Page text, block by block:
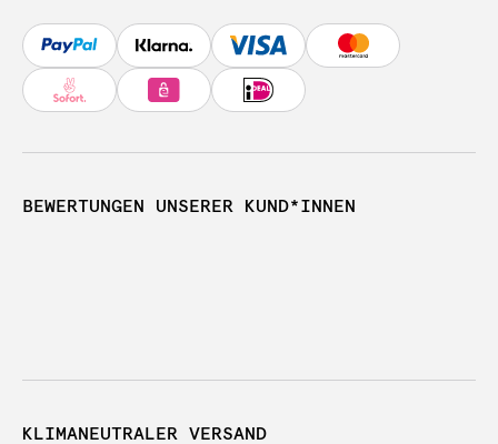
BEWERTUNGEN UNSERER KUND*INNEN
KLIMANEUTRALER VERSAND